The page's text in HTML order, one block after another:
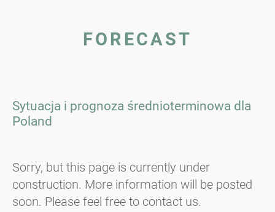
FORECAST
Sytuacja i prognoza średnioterminowa dla
Poland
Sorry, but this page is currently under
construction. More information will be posted
soon. Please feel free to contact us.